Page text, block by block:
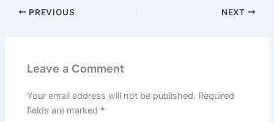
PREVIOUS NEXT
Leave a Comment
Your email address will not be published. Required
fields are marked *